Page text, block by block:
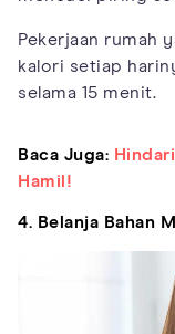
Pekerjaan rumah
kalori setiap
selama 15 menit.
Baca Juga:
Hamil!
4. Belanja Bahan